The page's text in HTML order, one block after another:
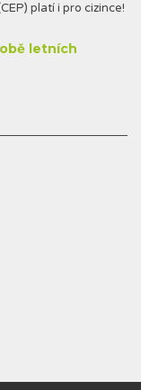
platí i pro cizince!
letních